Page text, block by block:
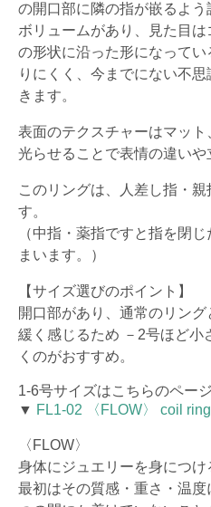
の開口部に隣の指が嵌るよう
ボリュームがあり、見た目
の形状に沿った形になって
りにくく、今までにない不
きます。
表面のテクスチャーはマッ
光らせることで表情の違いや
このリングは、人差し指・
す。
（中指・薬指ですと指を閉
まいます。）
【サイズ選びのポイント】
開口部があり、通常のリン
緩く感じるため －2号ほど小
くのがおすすめ。
1-6号サイズはこちらのペー
▼ FL1-02 〈FLOW〉 coil
〈FLOW〉
身体にジュエリーを身につけ
最初はその質感・重さ・温